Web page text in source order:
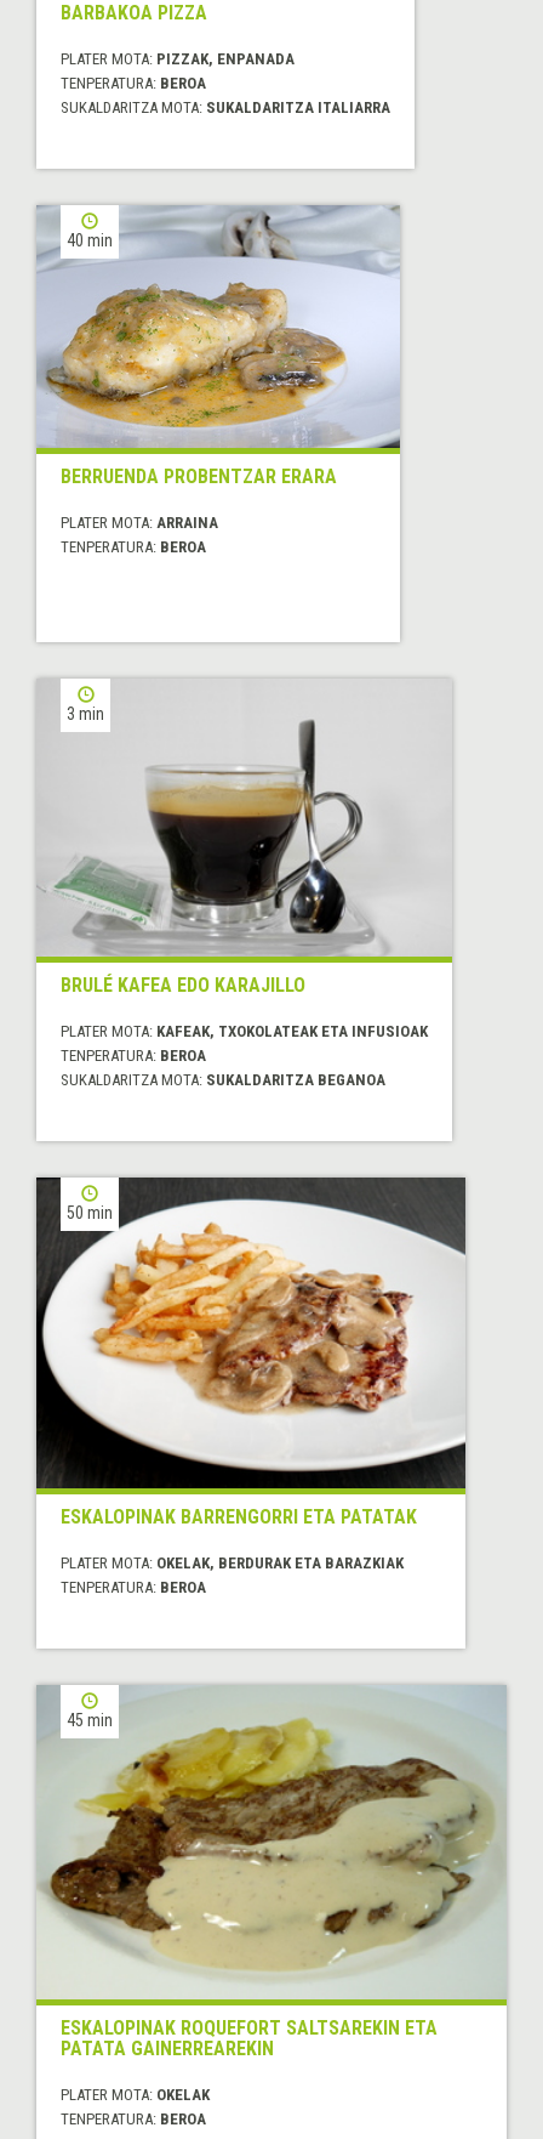
BARBAKOA PIZZA
PLATER MOTA: PIZZAK, ENPANADA
TENPERATURA: BEROA
SUKALDARITZA MOTA: SUKALDARITZA ITALIARRA
40 min
BERRUENDA PROBENTZAR ERARA
PLATER MOTA: ARRAINA
TENPERATURA: BEROA
3 min
BRULÉ KAFEA EDO KARAJILLO
PLATER MOTA: KAFEAK, TXOKOLATEAK ETA INFUSIOAK
TENPERATURA: BEROA
SUKALDARITZA MOTA: SUKALDARITZA BEGANOA
50 min
ESKALOPINAK BARRENGORRI ETA PATATAK
PLATER MOTA: OKELAK, BERDURAK ETA BARAZKIAK
TENPERATURA: BEROA
45 min
ESKALOPINAK ROQUEFORT SALTSAREKIN ETA
PATATA GAINERREAREKIN
PLATER MOTA: OKELAK
TENPERATURA: BEROA